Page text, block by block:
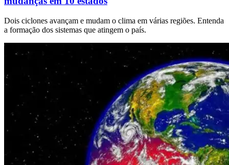
Dois ciclones avançam e mudam o clima em várias regiões. Entenda
a formação dos sistemas que atingem o país.